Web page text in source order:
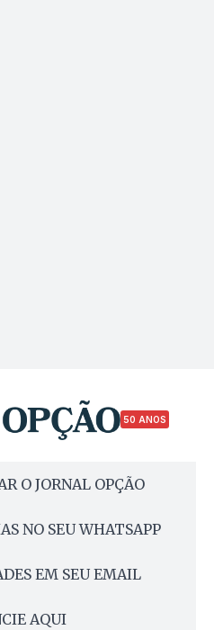
50 ANOS
O JORNAL OPÇÃO
NO SEU WHATSAPP
EM SEU EMAIL
AQUI